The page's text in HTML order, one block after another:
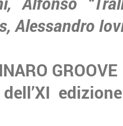
Alessandro
GROOVE